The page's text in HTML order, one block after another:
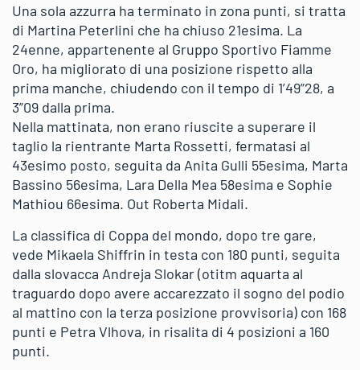
Una sola azzurra ha terminato in zona punti, si tratta
di Martina Peterlini che ha chiuso 21esima. La
24enne, appartenente al Gruppo Sportivo Fiamme
Oro, ha migliorato di una posizione rispetto alla
prima manche, chiudendo con il tempo di 1’49”28, a
3”09 dalla prima.
Nella mattinata, non erano riuscite a superare il
taglio la rientrante Marta Rossetti, fermatasi al
43esimo posto, seguita da Anita Gulli 55esima, Marta
Bassino 56esima, Lara Della Mea 58esima e Sophie
Mathiou 66esima. Out Roberta Midali.
La classifica di Coppa del mondo, dopo tre gare,
vede Mikaela Shiffrin in testa con 180 punti, seguita
dalla slovacca Andreja Slokar (otitm aquarta al
traguardo dopo avere accarezzato il sogno del podio
al mattino con la terza posizione provvisoria) con 168
punti e Petra Vlhova, in risalita di 4 posizioni a 160
punti.